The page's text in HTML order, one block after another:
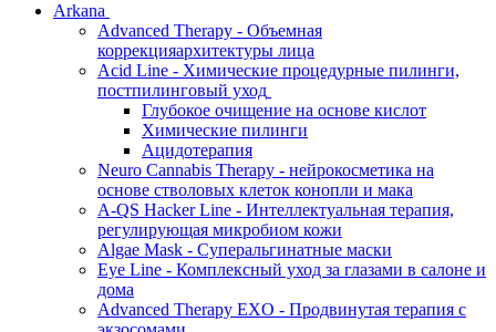
Arkana
Advanced Therapy - Объемная
коррекцияархитектуры лица
Acid Line - Химические процедурные пилинги,
постпилинговый уход
Глубокое очищение на основе кислот
Химические пилинги
Ацидотерапия
Neuro Cannabis Therapy - нейрокосметика на
основе стволовых клеток конопли и мака
A-QS Hacker Line - Интеллектуальная терапия,
регулирующая микробиом кожи
Algae Mask - Суперальгинатные маски
Eye Line - Комплексный уход за глазами в салоне и
дома
Advanced Therapy EXO - Продвинутая терапия с